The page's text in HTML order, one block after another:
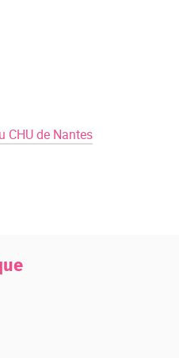
CHU de Nantes